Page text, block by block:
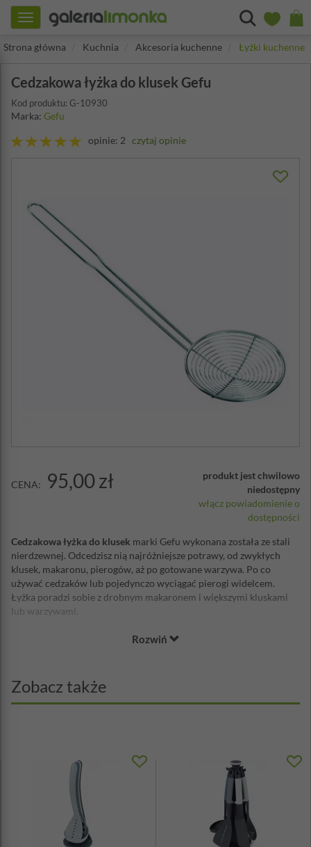
Toggle
navigation
Strona główna
Kuchnia Akcesoria kuchenne Łyżki kuchenne
Cedzakowa łyżka do klusek Gefu
Kod produktu: G-10930
Marka: Gefu
opinie: 2 czytaj opinie
CENA: 95,00 zł
produkt jest chwilowo
niedostępny
włącz powiadomienie o
dostępności
Cedzakowa łyżka do klusek marki Gefu wykonana została ze stali
nierdzewnej. Odcedzisz nią najróżniejsze potrawy, od zwykłych
klusek, makaronu, pierogów, aż po gotowane warzywa. Po co
używać cedzaków lub pojedynczo wyciągać pierogi widelcem.
Łyżka poradzi sobie z drobnym makaronem i większymi kluskami
lub warzywami.
Wymiary rączki: 31x2,5cm
Rozwiń
Zobacz także